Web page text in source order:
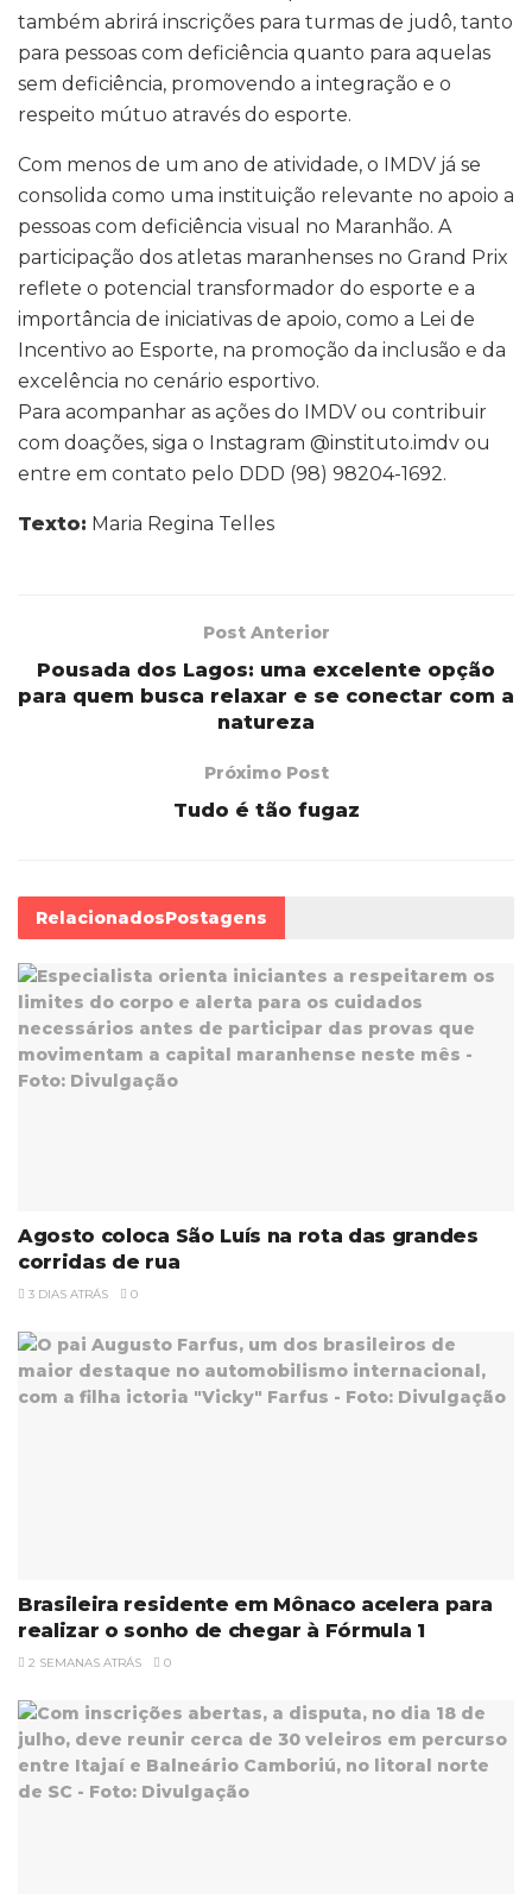
também abrirá inscrições para turmas de judô, tanto
para pessoas com deficiência quanto para aquelas
sem deficiência, promovendo a integração e o
respeito mútuo através do esporte.
Com menos de um ano de atividade, o IMDV já se
consolida como uma instituição relevante no apoio a
pessoas com deficiência visual no Maranhão. A
participação dos atletas maranhenses no Grand Prix
reflete o potencial transformador do esporte e a
importância de iniciativas de apoio, como a Lei de
Incentivo ao Esporte, na promoção da inclusão e da
excelência no cenário esportivo.
Para acompanhar as ações do IMDV ou contribuir
com doações, siga o Instagram @instituto.imdv ou
entre em contato pelo DDD (98) 98204-1692.
Texto: Maria Regina Telles
Post Anterior
Pousada dos Lagos: uma excelente opção
para quem busca relaxar e se conectar com a
natureza
Próximo Post
Tudo é tão fugaz
RelacionadosPostagens
Agosto coloca São Luís na rota das grandes
corridas de rua
3 DIAS ATRÁS 0
Brasileira residente em Mônaco acelera para
realizar o sonho de chegar à Fórmula 1
2 SEMANAS ATRÁS 0